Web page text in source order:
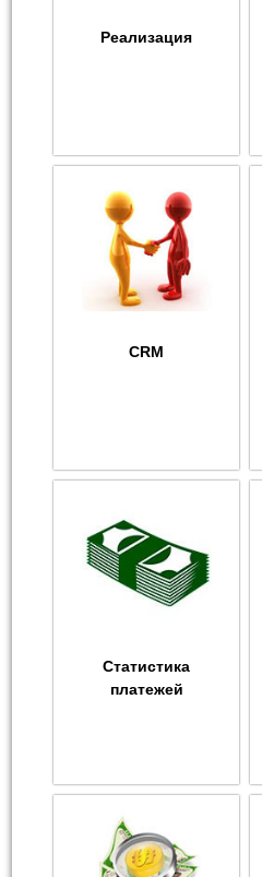
Реализация
CRM
Статистика
платежей